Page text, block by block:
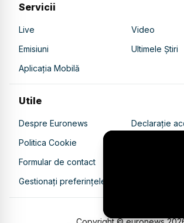
Servicii
Live
Video
Emisiuni
Ultimele Știri
Aplicația Mobilă
Utile
Despre Euronews
Declarație
Politica Cookie
Politica de
Formular de contact
Gestionați preferințele